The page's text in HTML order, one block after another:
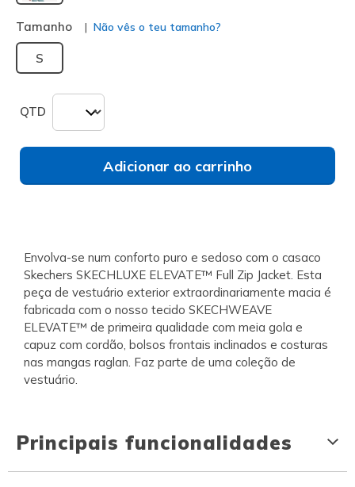
selecionado
Tamanho Não vês o teu tamanho?
S
QTD
Adicionar ao carrinho
Envolva-se num conforto puro e sedoso com o casaco
Skechers SKECHLUXE ELEVATE™ Full Zip Jacket. Esta
peça de vestuário exterior extraordinariamente macia é
fabricada com o nosso tecido SKECHWEAVE
ELEVATE™ de primeira qualidade com meia gola e
capuz com cordão, bolsos frontais inclinados e costuras
nas mangas raglan. Faz parte de uma coleção de
vestuário.
Principais funcionalidades